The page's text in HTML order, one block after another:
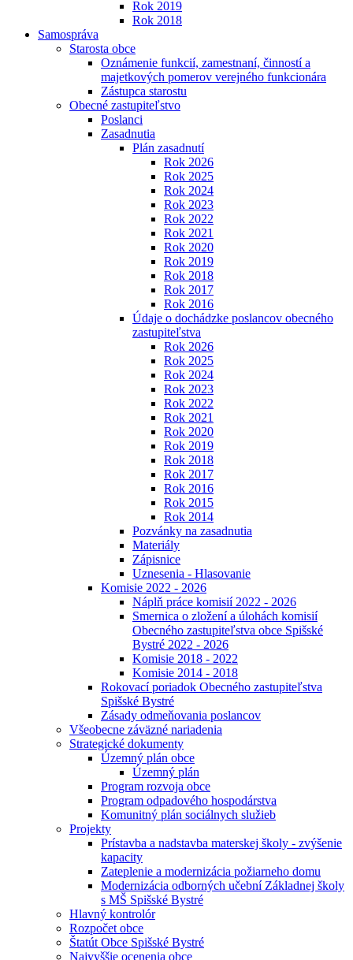
Rok 2019
Rok 2018
Samospráva
Starosta obce
Oznámenie funkcií, zamestnaní, činností a
majetkových pomerov verejného funkcionára
Zástupca starostu
Obecné zastupiteľstvo
Poslanci
Zasadnutia
Plán zasadnutí
Rok 2026
Rok 2025
Rok 2024
Rok 2023
Rok 2022
Rok 2021
Rok 2020
Rok 2019
Rok 2018
Rok 2017
Rok 2016
Údaje o dochádzke poslancov obecného
zastupiteľstva
Rok 2026
Rok 2025
Rok 2024
Rok 2023
Rok 2022
Rok 2021
Rok 2020
Rok 2019
Rok 2018
Rok 2017
Rok 2016
Rok 2015
Rok 2014
Pozvánky na zasadnutia
Materiály
Zápisnice
Uznesenia - Hlasovanie
Komisie 2022 - 2026
Náplň práce komisií 2022 - 2026
Smernica o zložení a úlohách komisií
Obecného zastupiteľstva obce Spišské
Bystré 2022 - 2026
Komisie 2018 - 2022
Komisie 2014 - 2018
Rokovací poriadok Obecného zastupiteľstva
Spišské Bystré
Zásady odmeňovania poslancov
Všeobecne záväzné nariadenia
Strategické dokumenty
Územný plán obce
Územný plán
Program rozvoja obce
Program odpadového hospodárstva
Komunitný plán sociálnych služieb
Projekty
Prístavba a nadstavba materskej školy - zvýšenie
kapacity
Zateplenie a modernizácia požiarneho domu
Modernizácia odborných učební Základnej školy
s MŠ Spišské Bystré
Hlavný kontrolór
Rozpočet obce
Štatút Obce Spišské Bystré
Najvyššie ocenenia obce